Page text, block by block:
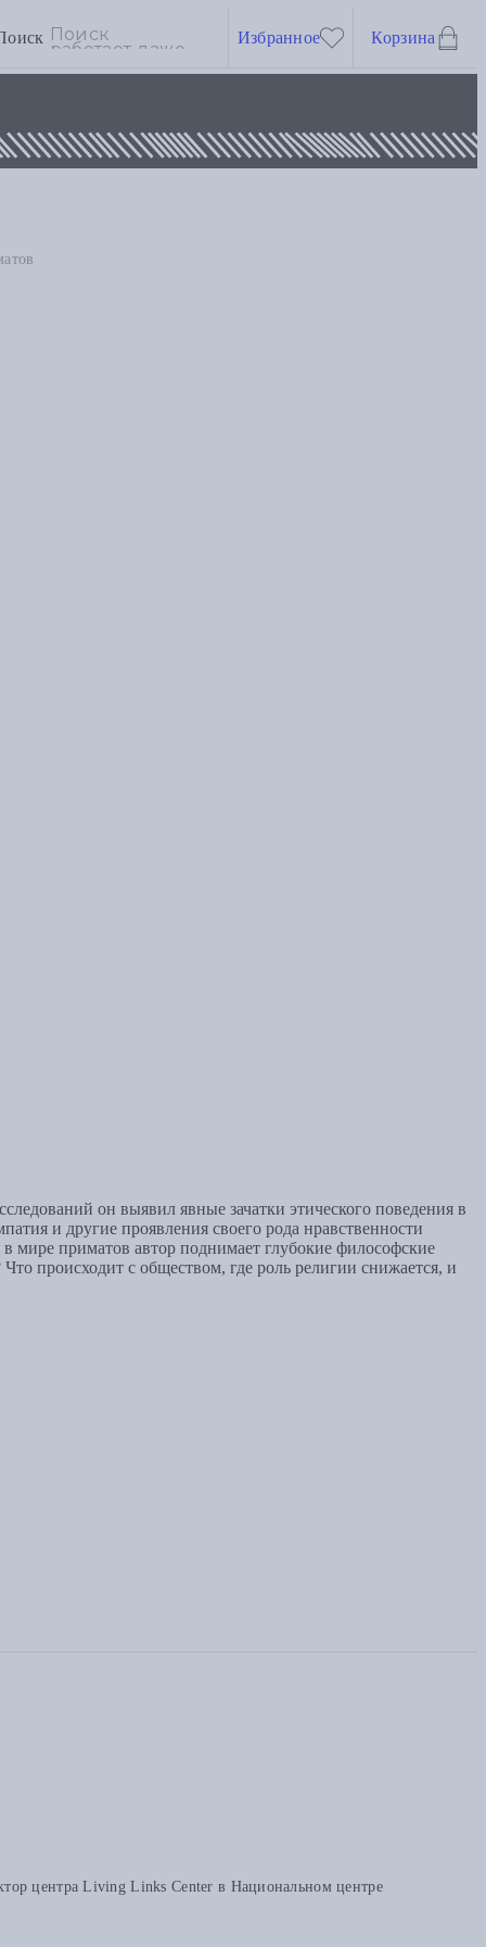
Избранное Корзина
он выявил явные зачатки этического поведения в
и другие проявления своего рода нравственности
мире приматов автор поднимает глубокие философские
происходит с обществом, где роль религии снижается, и
центра Living Links Center в Национальном центре